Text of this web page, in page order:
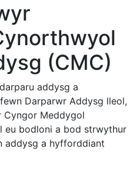
(CMC)
addysg a
Darparwr Addysg lleol,
Cyngor Meddygol
eu bodloni a bod strwythur
addysg a hyfforddiant